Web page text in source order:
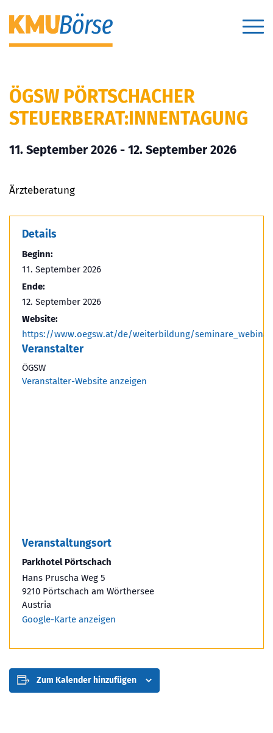
ÖGSW PÖRTSCHACHER
STEUERBERAT:INNENTAGUNG
11. September 2026 - 12. September 2026
Ärzteberatung
Details
Beginn:
11. September 2026
Ende:
12. September 2026
Website:
https://www.oegsw.at/de/weiterbildung/seminare_webinare/
Veranstalter
ÖGSW
Veranstalter-Website anzeigen
Veranstaltungsort
Parkhotel Pörtschach
Hans Pruscha Weg 5
9210 Pörtschach am Wörthersee
Austria
Google-Karte anzeigen
Zum Kalender hinzufügen